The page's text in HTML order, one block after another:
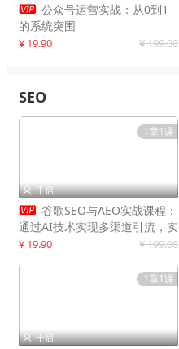
 公众号运营实战：从0到1
的系统突围
¥ 19.90 ¥ 199.00
SEO
1章1课
 千启
 谷歌SEO与AEO实战课程：
通过AI技术实现多渠道引流，实
现网站流量增长300%
¥ 19.90 ¥ 199.00
1章1课
 千启